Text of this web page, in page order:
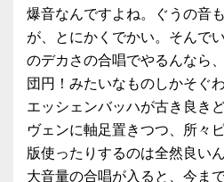
爆音なんですよね。ぐうの音
が、とにかくでかい。そんで
のデカさの合唱でやるんなら
団円！みたいなものしかそぐ
エッシェンバッハが古き良き
ヴェンに軸足置きつつ、所々
版使ったりするのは全然良い
大音量の合唱が入ると、今ま